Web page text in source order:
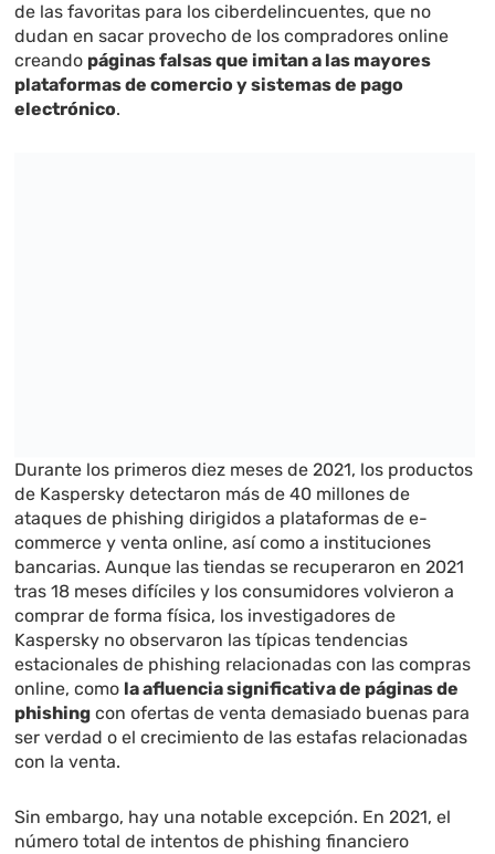
de las favoritas para los ciberdelincuentes, que no
dudan en sacar provecho de los compradores online
creando páginas falsas que imitan a las mayores
plataformas de comercio y sistemas de pago
electrónico.
Durante los primeros diez meses de 2021, los productos
de Kaspersky detectaron más de 40 millones de
ataques de phishing dirigidos a plataformas de e-
commerce y venta online, así como a instituciones
bancarias. Aunque las tiendas se recuperaron en 2021
tras 18 meses difíciles y los consumidores volvieron a
comprar de forma física, los investigadores de
Kaspersky no observaron las típicas tendencias
estacionales de phishing relacionadas con las compras
online, como la afluencia significativa de páginas de
phishing con ofertas de venta demasiado buenas para
ser verdad o el crecimiento de las estafas relacionadas
con la venta.
Sin embargo, hay una notable excepción. En 2021, el
número total de intentos de phishing financiero